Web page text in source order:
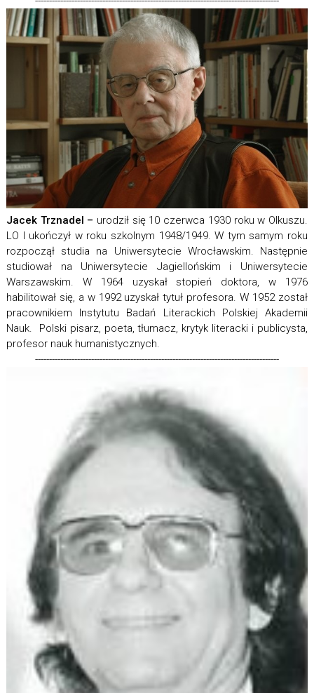
Jacek Trznadel – urodził się 10 czerwca 1930 roku w Olkuszu.
LO I ukończył w roku szkolnym 1948/1949. W tym samym roku
rozpoczął studia na Uniwersytecie Wrocławskim. Następnie
studiował na Uniwersytecie Jagiellońskim i Uniwersytecie
Warszawskim. W 1964 uzyskał stopień doktora, w 1976
habilitował się, a w 1992 uzyskał tytuł profesora. W 1952 został
pracownikiem Instytutu Badań Literackich Polskiej Akademii
Nauk. Polski pisarz, poeta, tłumacz, krytyk literacki i publicysta,
profesor nauk humanistycznych.
---------------------------------------------------------------------------------------